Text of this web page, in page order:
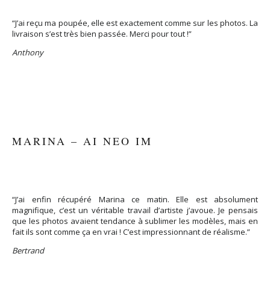
“J’ai reçu ma poupée, elle est exactement comme sur les photos. La
livraison s’est très bien passée. Merci pour tout !”
Anthony
MARINA – AI NEO IM
“J’ai enfin récupéré Marina ce matin. Elle est absolument
magnifique, c’est un véritable travail d’artiste j’avoue. Je pensais
que les photos avaient tendance à sublimer les modèles, mais en
fait ils sont comme ça en vrai ! C’est impressionnant de réalisme.”
Bertrand